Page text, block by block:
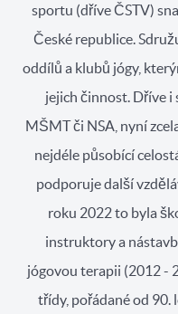
sportu (dříve ČSTV)
České republice.
oddílů a klubů jógy,
jejich činnost. Dříve
MŠMT či NSA, nyní
nejdéle působící
podporuje další
roku 2022 to byla
instruktory a
jógovou terapii (2012 -
třídy, pořádané od 90.